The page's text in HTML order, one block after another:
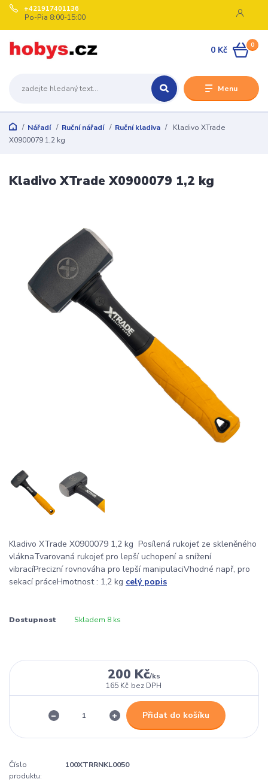
Menu
+421917401136
Po-Pia 8:00-15:00
0
0 Kč
Nářadí Ruční nářadí Ruční kladiva
Kladivo XTrade
X0900079 1,2 kg
Kladivo XTrade X0900079 1,2 kg
Kladivo XTrade X0900079 1,2 kg Posílená rukojeť ze skleněného
vláknaTvarovaná rukojeť pro lepší uchopení a snížení
vibracíPrecizní rovnováha pro lepší manipulaciVhodné např, pro
sekací práceHmotnost : 1,2 kg celý popis
Dostupnost Skladem 8 ks
200 Kč/ks
165 Kč bez DPH
Přidat do košíku
Číslo
produktu:
100XTRRNKL0050